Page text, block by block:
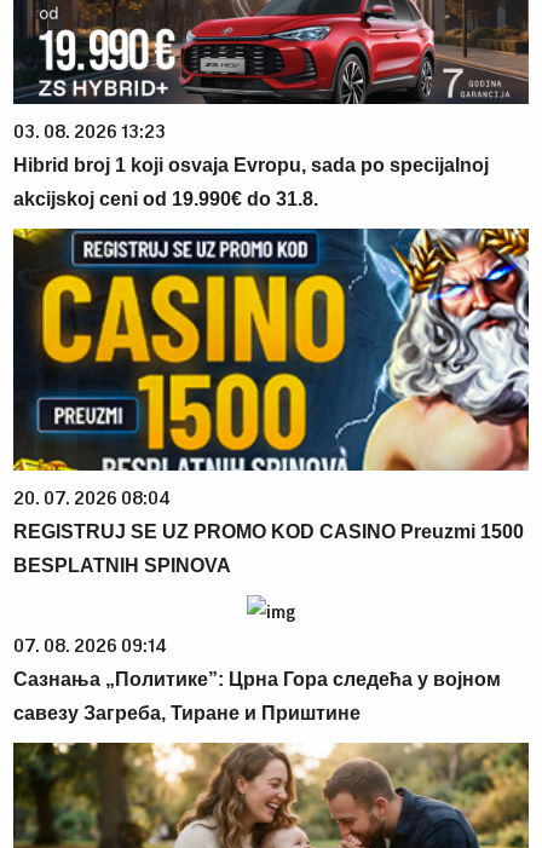
03. 08. 2026 13:23
Hibrid broj 1 koji osvaja Evropu, sada po specijalnoj
akcijskoj ceni od 19.990€ do 31.8.
20. 07. 2026 08:04
REGISTRUJ SE UZ PROMO KOD CASINO Preuzmi 1500
BESPLATNIH SPINOVA
07. 08. 2026 09:14
Сазнања „Политике”: Црна Гора следећа у војном
савезу Загреба, Тиране и Приштине